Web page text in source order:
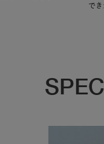
でき